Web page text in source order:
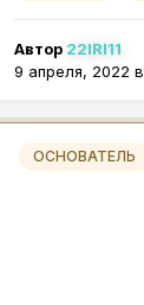
Автор 22IRI11
9 апреля, 2022 в
ОСНОВАТЕЛЬ